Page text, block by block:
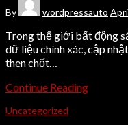
By wordpressauto
Trong thế giới bất động
dữ liệu chính xác, cập
then chốt…
Continue Reading
Uncategorized